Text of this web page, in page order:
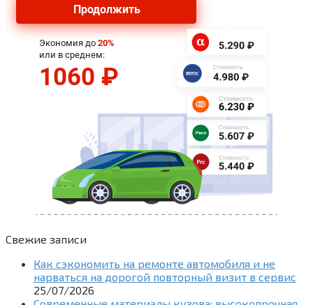
Свежие записи
Как сэкономить на ремонте автомобиля и не
нарваться на дорогой повторный визит в сервис
25/07/2026